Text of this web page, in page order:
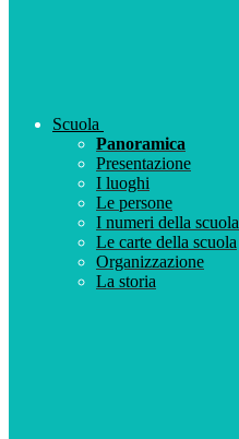
Scuola
Panoramica
Presentazione
I luoghi
Le persone
I numeri della scuola
Le carte della scuola
Organizzazione
La storia